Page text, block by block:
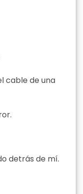
cable de una
detrás de mí.